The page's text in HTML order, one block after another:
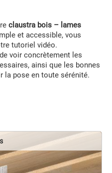
claustra bois – lames
et accessible, vous
tutoriel vidéo.
voir concrètement les
ainsi que les bonnes
la pose en toute sérénité.